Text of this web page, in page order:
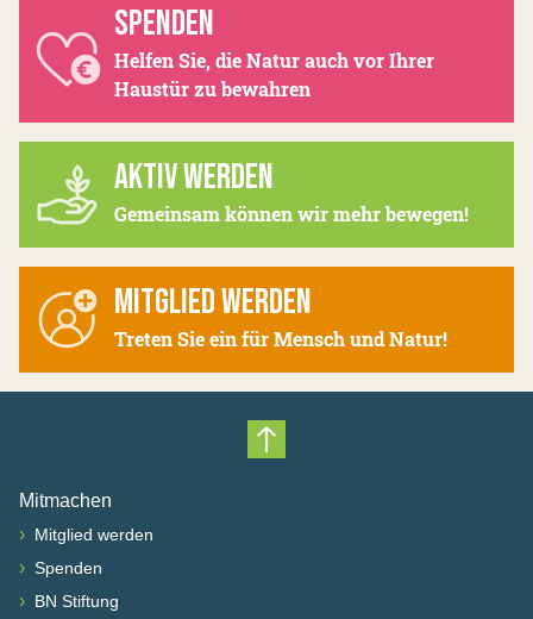
SPENDEN
Helfen Sie, die Natur auch vor Ihrer
Haustür zu bewahren
AKTIV WERDEN
Gemeinsam können wir mehr bewegen!
MITGLIED WERDEN
Treten Sie ein für Mensch und Natur!
Nach oben scrollen
Mitmachen
› Mitglied werden
› Spenden
› BN Stiftung